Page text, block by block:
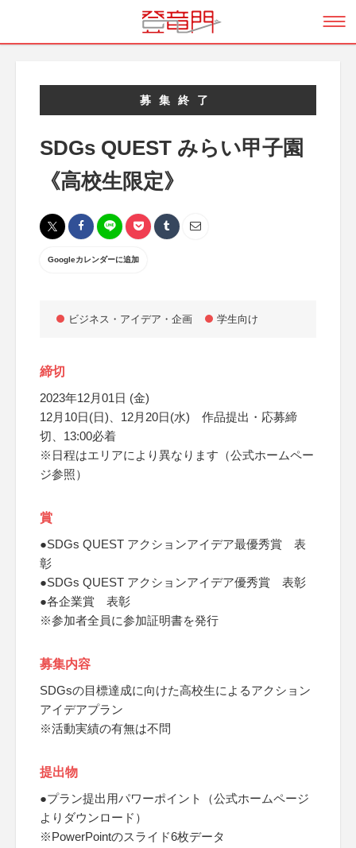
募集終了
SDGs QUEST みらい甲子園
《高校生限定》
Googleカレンダーに追加
ビジネス・アイデア・企画 学生向け
締切
2023年12月01日 (金)
12月10日(日)、12月20日(水) 作品提出・応募締
切、13:00必着
※日程はエリアにより異なります（公式ホームペー
ジ参照）
賞
●SDGs QUEST アクションアイデア最優秀賞 表
彰
●SDGs QUEST アクションアイデア優秀賞 表彰
●各企業賞 表彰
※参加者全員に参加証明書を発行
募集内容
SDGsの目標達成に向けた高校生によるアクション
アイデアプラン
※活動実績の有無は不問
提出物
●プラン提出用パワーポイント（公式ホームページ
よりダウンロード）
※PowerPointのスライド6枚データ